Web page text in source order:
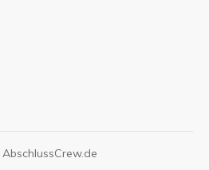
AbschlussCrew.de